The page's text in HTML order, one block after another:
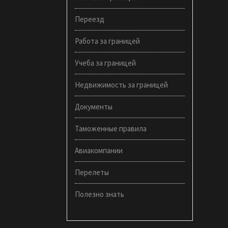
Переезд
Работа за границей
Учеба за границей
Недвижимость за границей
Документы
Таможенные правила
Авиакомпании
Перелеты
Полезно знать